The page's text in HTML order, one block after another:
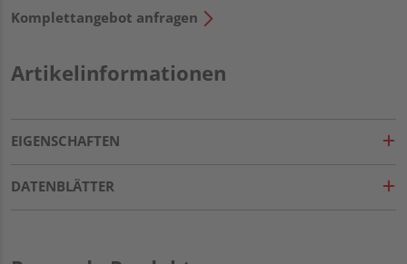
Komplettangebot anfragen
Artikelinformationen
EIGENSCHAFTEN
DATENBLÄTTER